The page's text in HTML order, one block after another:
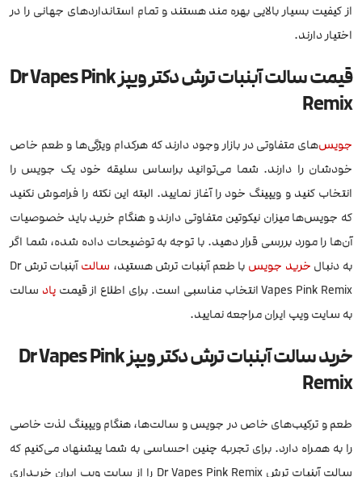
از کیفیت بسیار بالایی بهره مند هستند و تمام استانداردهای جهانی را در
اختیار دارند.
قیمت سالت آبنبات ترش دکتر ویپز Dr Vapes Pink
Remix
جویس‌های متفاوتی در بازار وجود دارند که هرکدام ویژگی‌ها و طعم خاص
خودشان را دارند. شما می‌توانید براساس سلیقه خود یک جویس را
انتخاب کنید و ویپینگ خود را آغاز نمایید. البته این نکته را فراموش نکنید
که جویس‌ها میزان نیکوتین متفاوتی دارند و هنگام خرید باید خصوصیات
آن‌ها را مورد بررسی قرار دهید. با توجه به توضیحات داده شده، شما اگر
به دنبال خرید جویس با طعم آبنبات ترش هستید، سالت
آبنبات ترش Dr
Vapes Pink Remix انتخاب مناسبی است. برای اطلاع از قیمت
پاد سالت
به سایت ویپ ایران مراجعه نمایید.
خرید سالت آبنبات ترش دکتر ویپز Dr Vapes Pink
Remix
طعم و ترکیب‌های خاص در جویس و سالت‌ها، هنگام ویپینگ لذت خاصی
را به همراه دارد. برای تجربه چنین احساسی به شما پیشنهاد می‌کنیم که
سالت آبنبات ترش Dr Vapes Pink Remix را از سایت ویپ ایران خریداری